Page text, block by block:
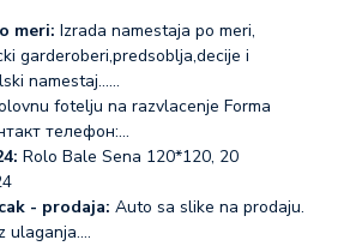
meri: Izrada namestaja po meri,
garderoberi,predsoblja,decije i
namestaj...…
fotelju na razvlacenje Forma
телефон:…
Rolo Bale Sena 120*120, 20
- prodaja: Auto sa slike na prodaju.
ulaganja.…